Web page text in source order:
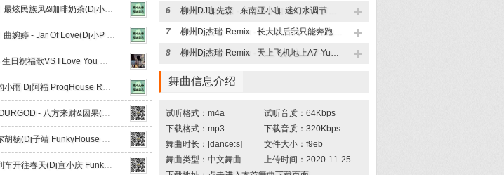
【Dj小波Edit】最炫民族风&咖啡奶茶(Dj小P LakHouse Remix)v2.m4a
【Dj小波Edit】曲婉婷 - Jar Of Love(Dj小P FunkyHouse Remix)天空鼓.m4a
Gl DJ陶子 改 - 生日祝福歌VS I Love You 城市快客 惊喜气氛 2025.m4a
童丽 - 三月里的小雨 Dj阿福 ProgHouse Remix 【Dj温柔海】录制版.m4a
揽佬SKAI ISYOURGOD - 八方来财&因果(Dj小瑾 FunkyHouse Remix)车载版.m4a
刀郎 - 喀什噶尔胡杨(Dj子靖 FunkyHouse Remix).m4a
就是南方凯 - 列车开往春天(Dj宣小庆 FunkyHouse Mix国语女.m4a
6 柳州DJ咖先森 - 东南亚小咖-迷幻水调节奏【全英文Funky House 系列】竹子串烧《广西龙仔专属定制》.m4a
7 柳州Dj杰瑞-Remix - 长大以后我只能奔跑.m4a
8 柳州Dj杰瑞-Remix - 天上飞机地上A7-YueB专属.m4a
舞曲信息介绍
试听格式：m4a
试听音质：64Kbps
下载格式：mp3
下载音质：320Kbps
舞曲时长：[dance:s]
文件大小：f9eb
舞曲类型：中文舞曲
上传时间：2020-11-25